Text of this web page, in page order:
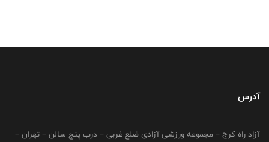
آدرس
آزاد راه کرج – مجموعه ورزشی آزادی ضلع غربی – درب پنج سالن – تهران –